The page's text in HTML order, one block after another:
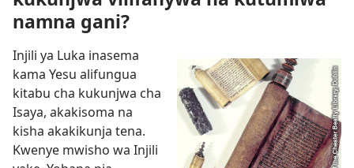
namna gani?
Injili ya Luka inasema
kama Yesu alifungua
kitabu cha kukunjwa cha
Isaya, akakisoma na
kisha akakikunja tena.
Kwenye mwisho wa Injili